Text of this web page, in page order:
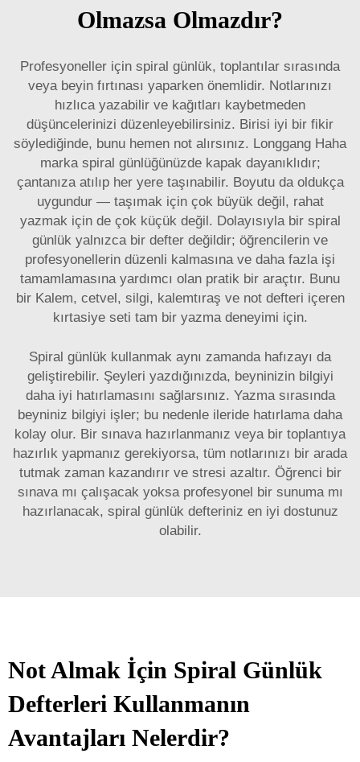
Olmazsa Olmazdır?
Profesyoneller için spiral günlük, toplantılar sırasında
veya beyin fırtınası yaparken önemlidir. Notlarınızı
hızlıca yazabilir ve kağıtları kaybetmeden
düşüncelerinizi düzenleyebilirsiniz. Birisi iyi bir fikir
söylediğinde, bunu hemen not alırsınız. Longgang Haha
marka spiral günlüğünüzde kapak dayanıklıdır;
çantanıza atılıp her yere taşınabilir. Boyutu da oldukça
uygundur — taşımak için çok büyük değil, rahat
yazmak için de çok küçük değil. Dolayısıyla bir spiral
günlük yalnızca bir defter değildir; öğrencilerin ve
profesyonellerin düzenli kalmasına ve daha fazla işi
tamamlamasına yardımcı olan pratik bir araçtır. Bunu
bir Kalem, cetvel, silgi, kalemtıraş ve not defteri içeren
kırtasiye seti tam bir yazma deneyimi için.
Spiral günlük kullanmak aynı zamanda hafızayı da
geliştirebilir. Şeyleri yazdığınızda, beyninizin bilgiyi
daha iyi hatırlamasını sağlarsınız. Yazma sırasında
beyniniz bilgiyi işler; bu nedenle ileride hatırlama daha
kolay olur. Bir sınava hazırlanmanız veya bir toplantıya
hazırlık yapmanız gerekiyorsa, tüm notlarınızı bir arada
tutmak zaman kazandırır ve stresi azaltır. Öğrenci bir
sınava mı çalışacak yoksa profesyonel bir sunuma mı
hazırlanacak, spiral günlük defteriniz en iyi dostunuz
olabilir.
Not Almak İçin Spiral Günlük
Defterleri Kullanmanın
Avantajları Nelerdir?